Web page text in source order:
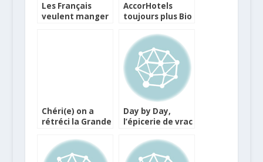
Les Français
veulent manger
AccorHotels
toujours plus Bio
d’une
alimentation
responsable
Chéri(e) on a
rétréci la Grande
Day by Day,
l’épicerie de vrac
magasins en
2016 en France